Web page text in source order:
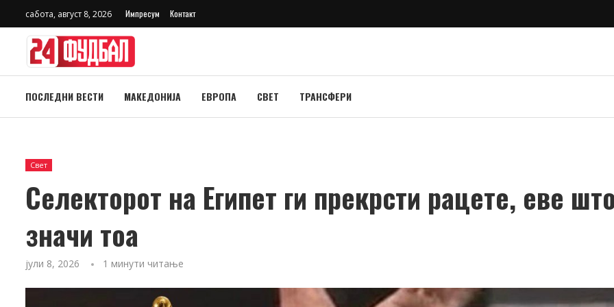
сабота, август 8, 2026 Импресум Контакт
ПОСЛЕДНИ ВЕСТИ МАКЕДОНИЈА ЕВРОПА СВЕТ ТРАНСФЕРИ
Свет
Селекторот на Египет ги прекрсти рацете, еве
значи тоа
јули 8, 2026 1 минути читање